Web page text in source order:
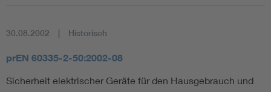
30.08.2002 Historisch
prEN 60335-2-50:2002-08
Sicherheit elektrischer Geräte für den Hausgebrauch und